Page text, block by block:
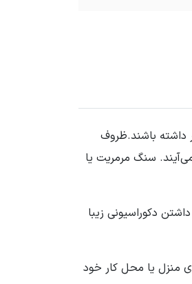
داشته باشند.ظروف
سنگ مرمریت یا
دکوراسیونی زیبا
منزل یا محل کار خود